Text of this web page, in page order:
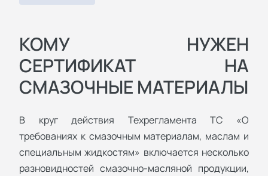
КОМУ НУЖЕН
СЕРТИФИКАТ НА
СМАЗОЧНЫЕ МАТЕРИАЛЫ
В круг действия Техрегламента ТС «O
требованиях к смазoчным материалам, маcлам и
cпециальным жидкоcтям» включается несколько
разновидностей смазочно-масляной продукции,